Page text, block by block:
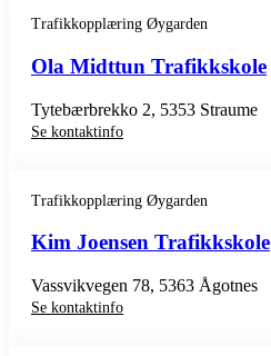
Trafikkopplæring Øygarden
Ola Midttun Trafikkskole
Tytebærbrekko 2, 5353 Straume
Se kontaktinfo
Trafikkopplæring Øygarden
Kim Joensen Trafikkskole
Vassvikvegen 78, 5363 Ågotnes
Se kontaktinfo